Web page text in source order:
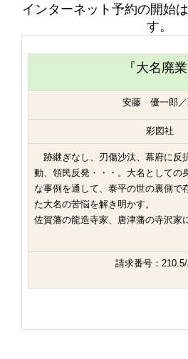
インターネット予約の開始は
す。
『大名廃業
安藤 優一郎／
彩図社
跡継ぎなし、刃傷沙汰、幕府に反
動、領民反発・・・。大名としての
な事例を通して、泰平の世の裏側で
た大名の苦悩を解き明かす。
佐賀藩の龍造寺家、唐津藩の寺沢家
請求番号：